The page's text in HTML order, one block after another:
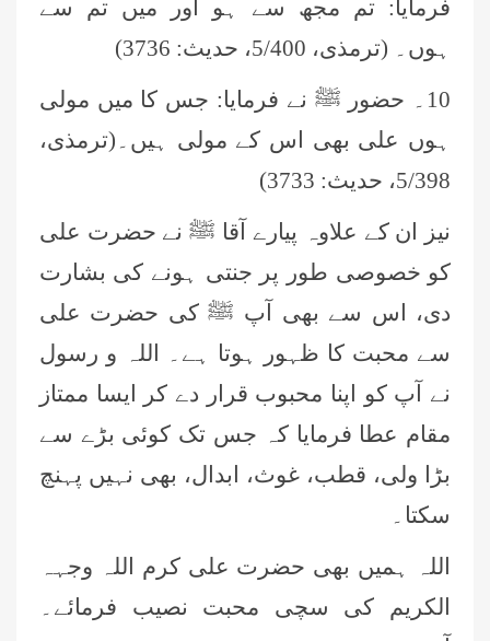
فرمایا: تم مجھ سے ہو اور میں تم سے
ہوں۔ (ترمذی، 5/400، حدیث: 3736)
10۔ حضور ﷺ نے فرمایا: جس کا میں مولی
ہوں علی بھی اس کے مولی ہیں۔(ترمذی،
5/398، حدیث: 3733)
نیز ان کے علاوہ پیارے آقا ﷺ نے حضرت علی
کو خصوصی طور پر جنتی ہونے کی بشارت
دی، اس سے بھی آپ ﷺ کی حضرت علی
سے محبت کا ظہور ہوتا ہے۔ اللہ و رسول
نے آپ کو اپنا محبوب قرار دے کر ایسا ممتاز
مقام عطا فرمایا کہ جس تک کوئی بڑے سے
بڑا ولی، قطب، غوث، ابدال، بھی نہیں پہنچ
سکتا۔
اللہ ہمیں بھی حضرت علی کرم اللہ وجہہ
الکریم کی سچی محبت نصیب فرمائے۔